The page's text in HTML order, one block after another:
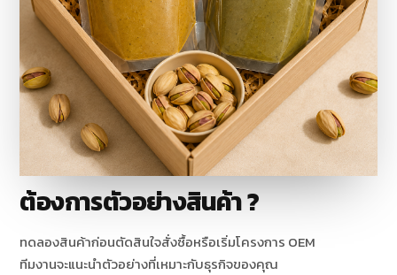
ต้องการตัวอย่างสินค้า ?
ทดลองสินค้าก่อนตัดสินใจสั่งซื้อหรือเริ่มโครงการ OEM
ทีมงานจะแนะนำตัวอย่างที่เหมาะกับธุรกิจของคุณ